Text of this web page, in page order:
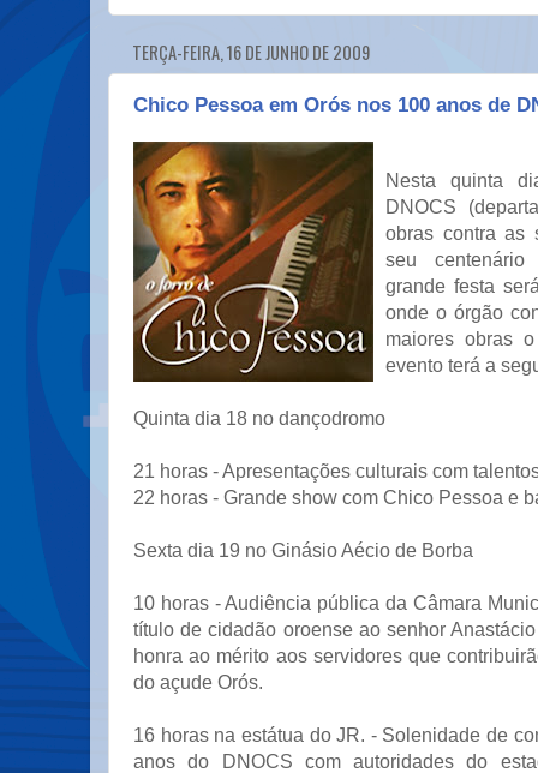
TERÇA-FEIRA, 16 DE JUNHO DE 2009
Chico Pessoa em Orós nos 100 anos de
Nesta quinta
DNOCS
obras contra as
seu
grande festa
onde o órgão
maiores obras
evento terá a
Quinta dia 18 no dançodromo
21 horas - Apresentações culturais com
22 horas - Grande show com Chico Pessoa e
Sexta dia 19 no Ginásio Aécio de Borba
10 horas - Audiência pública da Câmara
título de cidadão oroense ao senhor
honra ao mérito aos servidores que
do açude Orós.
16 horas na estátua do JR. - Solenidade de
anos do DNOCS com autoridades do